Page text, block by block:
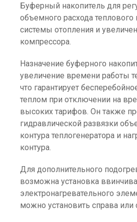
Буферный накопитель для
объемного расхода теплового
системы отопления и
компрессора.
Назначение буферного
увеличение времени работы
что гарантирует
теплом при отключении на
высоких тарифов. Он также
гидравлической развязки
контура теплогенератора и
контура.
Для дополнительного
возможна установка
электронагревательного
можно установить справа или